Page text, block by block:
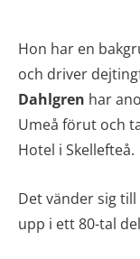
Hon har en
och driver
Dahlgren har
Umeå förut och
Hotel i Skellefteå.
Det vänder sig
upp i ett 80-tal